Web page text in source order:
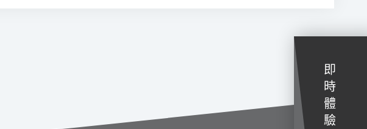
即
時
體
驗